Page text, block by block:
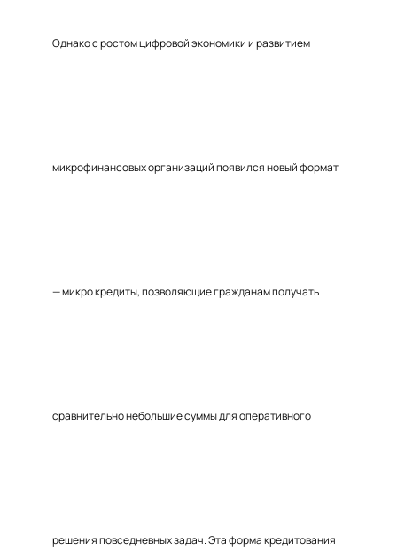
Однако с ростом цифровой экономики и развитием
микрофинансовых организаций появился новый формат
— микро кредиты, позволяющие гражданам получать
сравнительно небольшие суммы для оперативного
решения повседневных задач. Эта форма кредитования